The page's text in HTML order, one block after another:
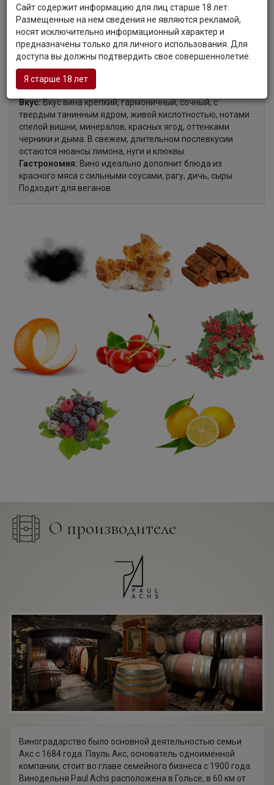
Органолептические характеристики:
Цвет:Вино темного рубиново-гранатового цвета с
лиловыми бликами.
темных лесных ягод, оттенками ценных пород древесины
и засахаренной цедры апельсина.
Вкус:Вкус вина крепкий, гармоничный, сочный, с
твердым танинным ядром, живой кислотностью, нотами
спелой вишни, минералов, красных ягод, оттенками
черники и дыма. В свежем, длительном послевкусии
остаются нюансы лимона, нуги и клюквы.
Гастрономия: Вино идеально дополнит блюда из
красного мяса с сильными соусами, рагу, дичь, сыры.
Подходит для веганов.
О производителе
Виноградарство было основной деятельностью семьи
Акс с 1684 года. Пауль Акс, основатель одноименной
компании, стоит во главе семейного бизнеса с 1900 года.
Винодельня Paul Achs расположена в Гольсе, в 60 км от
Сайт содержит информацию для лиц старше 18 лет.
Размещенные на нем сведения не являются рекламой,
носят исключительно информационный характер и
предназначены только для личного использования. Для
доступа вы должны подтвердить свое совершеннолетие.
Я старше 18 лет